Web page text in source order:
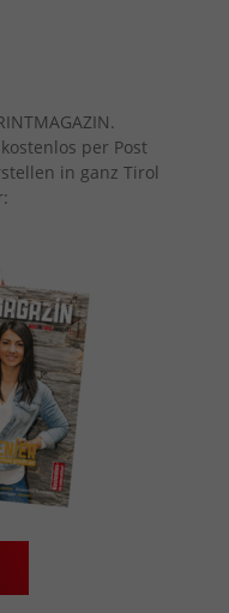
per Post
in ganz Tirol